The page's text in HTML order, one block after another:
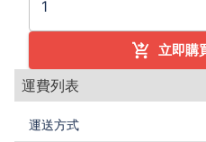
立即購
運費列表
運送方式